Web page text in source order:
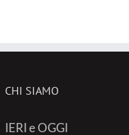
CHI SIAMO
IERI e OGGI